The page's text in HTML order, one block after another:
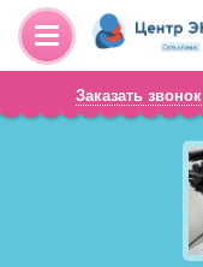
Заказать звонок